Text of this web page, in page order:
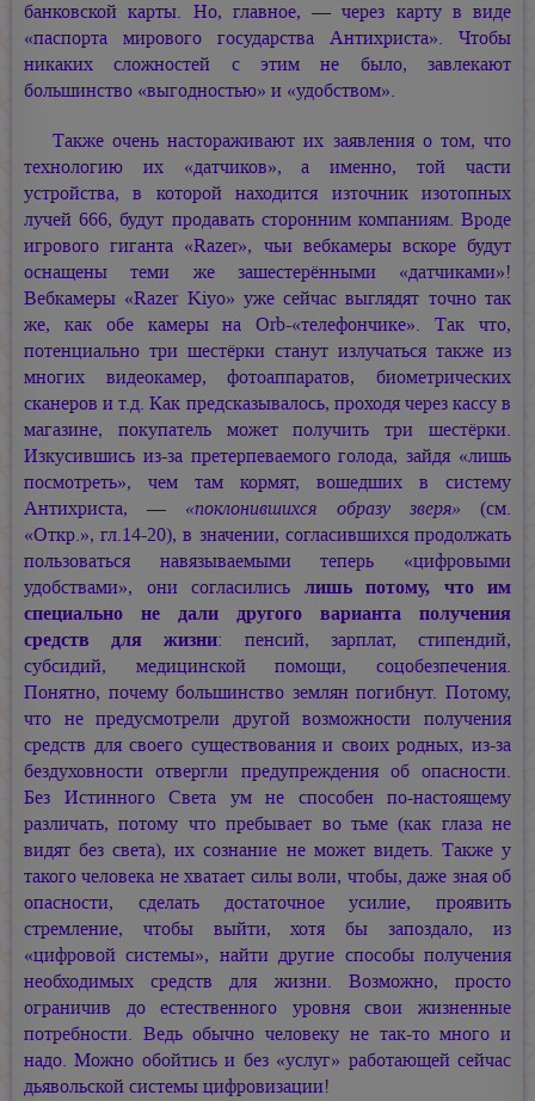
банковской карты. Но, главное, — через карту в виде
«паспорта мирового государства Антихриста». Чтобы
никаких сложностей с этим не было, завлекают
большинство «выгодностью» и «удобством».
Также очень настораживают их заявления о том, что
технологию их «датчиков», а именно, той части
устройства, в которой находится източник изотопных
лучей 666, будут продавать сторонним компаниям. Вроде
игрового гиганта «Razer», чьи вебкамеры вскоре будут
оснащены теми же зашестерёнными «датчиками»!
Вебкамеры «Razer Kiyo» уже сейчас выглядят точно так
же, как обе камеры на Orb-«телефончике». Так что,
потенциально три шестёрки станут излучаться также из
многих видеокамер, фотоаппаратов, биометрических
сканеров и т.д. Как предсказывалось, проходя через кассу в
магазине, покупатель может получить три шестёрки.
Изкусившись из-за претерпеваемого голода, зайдя «лишь
посмотреть», чем там кормят, вошедших в систему
Антихриста, — «поклонившихся образу зверя» (см.
«Откр.», гл.14-20), в значении, согласившихся продолжать
пользоваться навязываемыми теперь «цифровыми
удобствами», они согласились лишь потому, что им
специально не дали другого варианта получения
средств для жизни: пенсий, зарплат, стипендий,
субсидий, медицинской помощи, соцобезпечения.
Понятно, почему большинство землян погибнут. Потому,
что не предусмотрели другой возможности получения
средств для своего существования и своих родных, из-за
бездуховности отвергли предупреждения об опасности.
Без Истинного Света ум не способен по-настоящему
различать, потому что пребывает во тьме (как глаза не
видят без света), их сознание не может видеть. Также у
такого человека не хватает силы воли, чтобы, даже зная об
опасности, сделать достаточное усилие, проявить
стремление, чтобы выйти, хотя бы запоздало, из
«цифровой системы», найти другие способы получения
необходимых средств для жизни. Возможно, просто
ограничив до естественного уровня свои жизненные
потребности. Ведь обычно человеку не так-то много и
надо. Можно обойтись и без «услуг» работающей сейчас
дьявольской системы цифровизации!